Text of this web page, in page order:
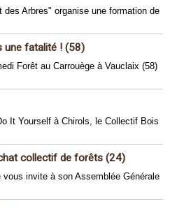
des Arbres" organise une formation de
une fatalité ! (58)
Forêt au Carrouège à Vauclaix (58)
It Yourself à Chirols, le Collectif Bois
collectif de forêts (24)
vous invite à son Assemblée Générale